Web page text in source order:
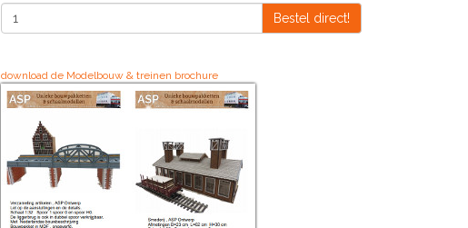
Bestel direct!
download de Modelbouw & treinen brochure